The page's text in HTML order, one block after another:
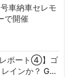
車納車セレモ
で開催
レポート④】ゴ
インか？ G…